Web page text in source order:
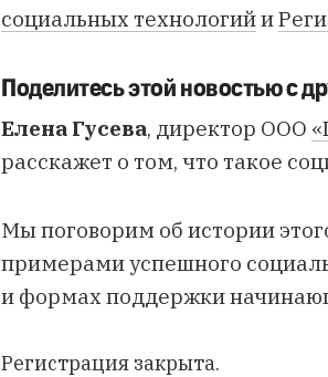
социальных технологийи
Поделитесь этой новостью с
Елена Гусева, директор ООО
расскажет о том, что такое
Мы поговорим об истории
примерами успешного
и формах поддержки
Регистрация закрыта.